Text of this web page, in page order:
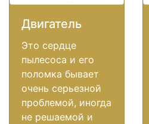
Двигатель
Это сердце
пылесоса и его
поломка бывает
очень серьезной
проблемой, иногда
не решаемой и